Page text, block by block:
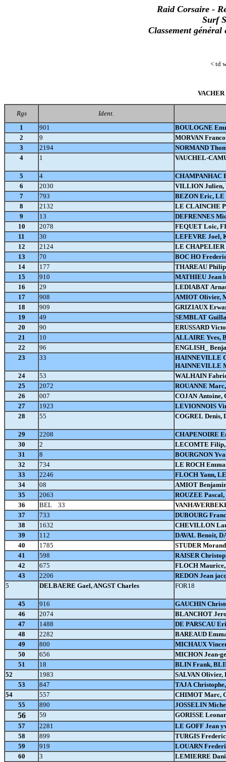
Raid Corsaire -
Surf
Classement
< td
VACHER
Rgs
Ident.
1
901
BOULOGNE
2
9
MORVAN
3
2194
NORMAND
4
1 VAUCHEL-
5 4
CHAMPANHAC
6
2030
VILLION Julien,
7
793
BEZON Eric,
8
2132
LE CLAINCHE
9
13
DEFRENNES
10
2078
FEQUET Loic,
11
30
LEFEVRE Joel,
12
2124
LE CHAPELIER
13
70
BOC HO
14
177
THAREAU
15
910
MATHIEU Jean
16
29
LEDIABAT
17
908
AMIOT Olivier,
18
909
GRIZIAUX
19
49
SEMBLAT
20
90
ERUSSARD
21
10
ALLAIRE Yves,
22
96
ENGLISH_
23
33
HAINNEVILLE
HAINNEVILLE
24
53
WALHAIN
25
2072
ROUANNE
26
007
COJAN Antoine,
27
1923
LEVIONNOIS
28
55 COGREL Denis,
29 2208
CHAPENOIRE
30
2
LECOMTE
31
8
BOURGNON
32
734
LE ROCH
33
2246
FLOCH Yann,
34
08
AMIOT
35
2063
ROUZEE
36
BEL 33
37
733
DUBOURG
38
1632
CHEVILLON
39
112
DAVAL Benoit,
40
1785
STUDER
41
598
RAISER
42
675
FLOCH
43
2206
REDON Jean
5
DELBAERE Gael, ANGST Charles FOR18
45 916
GAUCHIN
46
2074
BLANCHOT
47
1488
DE PARSCAU
48
2282
BAREAUD
49
800
MICHAUX
50
656
MICHON Jean-
51
18
BLIN Frank,
52
1983
SALVAN Olivier,
53
847
TAJA
54
557
CHIMOT Marc,
55
890 JOSSELIN
56 59
GORISSE
57
2281
LE GOFF Jean
58
899
TURGIS
59
919
LOUARN
60
3
LEMIERRE